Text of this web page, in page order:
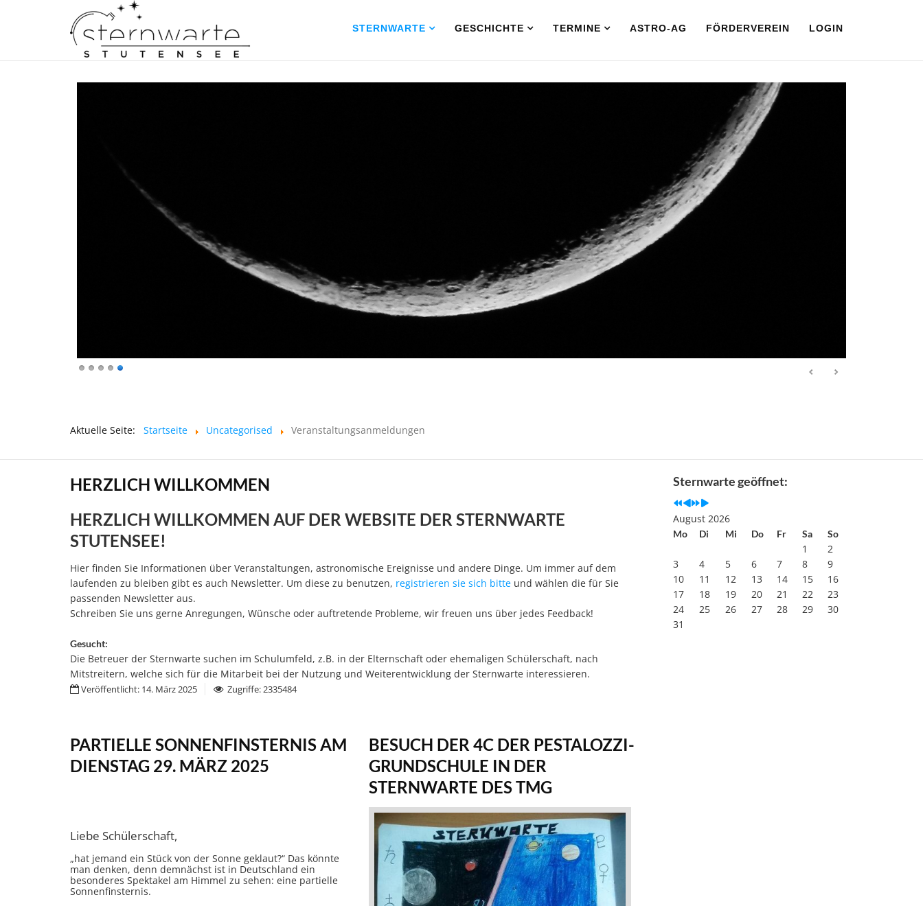
STERNWARTE GESCHICHTE TERMINE ASTRO-AG FÖRDERVEREIN LOGIN
Aktuelle Seite: Startseite Uncategorised Veranstaltungsanmeldungen
HERZLICH WILLKOMMEN
HERZLICH WILLKOMMEN AUF DER WEBSITE DER STERNWARTE
STUTENSEE!
Hier finden Sie Informationen über Veranstaltungen, astronomische Ereignisse und andere Dinge. Um immer auf dem
laufenden zu bleiben gibt es auch Newsletter. Um diese zu benutzen, registrieren sie sich bitte und wählen die für Sie
passenden Newsletter aus.
Schreiben Sie uns gerne Anregungen, Wünsche oder auftretende Probleme, wir freuen uns über jedes Feedback!
Gesucht:
Die Betreuer der Sternwarte suchen im Schulumfeld, z.B. in der Elternschaft oder ehemaligen Schülerschaft, nach
Mitstreitern, welche sich für die Mitarbeit bei der Nutzung und Weiterentwicklung der Sternwarte interessieren.
Veröffentlicht: 14. März 2025 Zugriffe: 2335484
PARTIELLE SONNENFINSTERNIS AM
DIENSTAG 29. MÄRZ 2025
Liebe Schülerschaft,
„hat jemand ein Stück von der Sonne geklaut?“ Das könnte
man denken, denn demnächst ist in Deutschland ein
besonderes Spektakel am Himmel zu sehen: eine partielle
Sonnenfinsternis.
BESUCH DER 4C DER PESTALOZZI-
GRUNDSCHULE IN DER
STERNWARTE DES TMG
Sternwarte geöffnet:
Previous
Year
Previous
Month
NextNext
Month
August 2026
Mo Di Mi Do Fr Sa So
1
2
3
4 5 6 7 8
9
10
11 12 13 14 15
16
17
18 19 20 21 22
23
24
25 26 27 28 29
30
31